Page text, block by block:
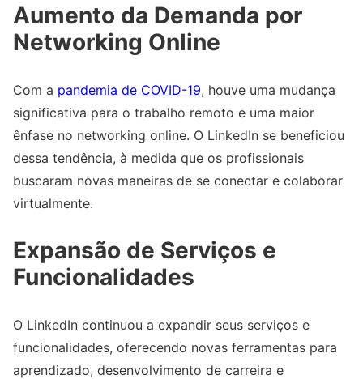
Aumento da Demanda por
Networking Online
Com a pandemia de COVID-19, houve uma mudança
significativa para o trabalho remoto e uma maior
ênfase no networking online. O LinkedIn se beneficiou
dessa tendência, à medida que os profissionais
buscaram novas maneiras de se conectar e colaborar
virtualmente.
Expansão de Serviços e
Funcionalidades
O LinkedIn continuou a expandir seus serviços e
funcionalidades, oferecendo novas ferramentas para
aprendizado, desenvolvimento de carreira e